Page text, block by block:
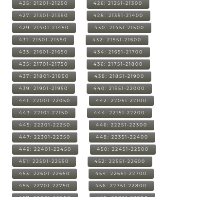
425: 21201-21250 426: 21251-21300
427: 21301-21350 428: 21351-21400
429: 21401-21450 430: 21451-21500
431: 21501-21550 432: 21551-21600
433: 21601-21650 434: 21651-21700
435: 21701-21750 436: 21751-21800
437: 21801-21850 438: 21851-21900
439: 21901-21950 440: 21951-22000
441: 22001-22050 442: 22051-22100
443: 22101-22150 444: 22151-22200
445: 22201-22250 446: 22251-22300
447: 22301-22350 448: 22351-22400
449: 22401-22450 450: 22451-22500
451: 22501-22550 452: 22551-22600
453: 22601-22650 454: 22651-22700
455: 22701-22750 456: 22751-22800